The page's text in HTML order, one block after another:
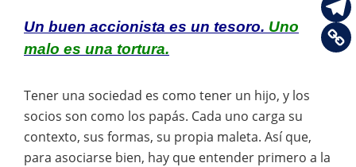
Un buen accionista es un tesoro. Uno
malo es una tortura.
Tener una sociedad es como tener un hijo, y los
socios son como los papás. Cada uno carga su
contexto, sus formas, su propia maleta. Así que,
para asociarse bien, hay que entender primero a la